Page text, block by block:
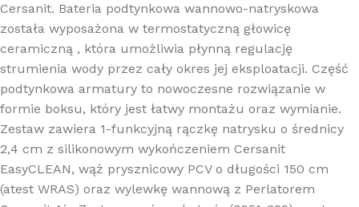
Cersanit. Bateria podtynkowa wannowo-natryskowa
została wyposażona w termostatyczną głowicę
ceramiczną , która umożliwia płynną regulację
strumienia wody przez cały okres jej eksploatacji. Część
podtynkowa armatury to nowoczesne rozwiązanie w
formie boksu, który jest łatwy montażu oraz wymianie.
Zestaw zawiera 1-funkcyjną rączkę natrysku o średnicy
2,4 cm z silikonowym wykończeniem Cersanit
EasyCLEAN, wąż prysznicowy PCV o długości 150 cm
(atest WRAS) oraz wylewkę wannową z Perlatorem